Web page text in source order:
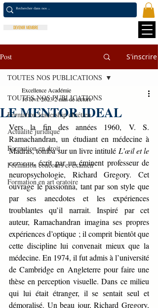
DEVENIR MEMBRE
Post S'inscrire
TOUTES NOS PUBLICATIONS
Formation leadership chrétien
Actualité juridique
Formation en droit
Formation concours et examen
Formation en art oratoire
TOUTES NOS PUBLICATIONS
LE MENTOR IDEAL
Excellence Académie
16 févr. 20232 min de lecture
Vers la fin des années 1960, V. S.
Ramachandran, un étudiant en médecine à
Madras, tomba sur un livre intitulé L’œil et le
cerveau, écrit par un éminent professeur de
neuropsychologie, Richard Gregory. Cet
ouvrage le passionna, tant par son style que
par ses anecdotes et les expériences
troublantes qu’il narrait. Inspiré par cet
auteur, Ramachandran imagina ses propres
expériences d’optique ; il comprit bientôt que
cette discipline lui convenait mieux que la
médecine. En 1974, il fut admis à l’université
de Cambridge en Angleterre pour faire une
thèse en perception visuelle. Dans ce milieu
qui lui était étranger, il se sentait seul et
démoralisé. Un beau jour, Richard Gregory,